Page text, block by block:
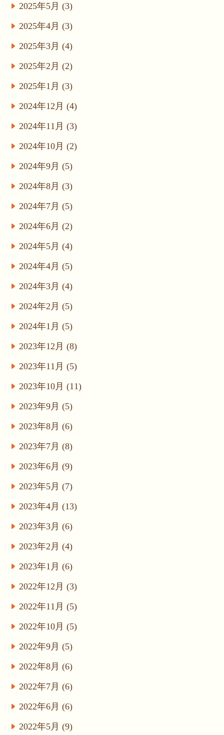
2025年5月 (3)
2025年4月 (3)
2025年3月 (4)
2025年2月 (2)
2025年1月 (3)
2024年12月 (4)
2024年11月 (3)
2024年10月 (2)
2024年9月 (5)
2024年8月 (3)
2024年7月 (5)
2024年6月 (2)
2024年5月 (4)
2024年4月 (5)
2024年3月 (4)
2024年2月 (5)
2024年1月 (5)
2023年12月 (8)
2023年11月 (5)
2023年10月 (11)
2023年9月 (5)
2023年8月 (6)
2023年7月 (8)
2023年6月 (9)
2023年5月 (7)
2023年4月 (13)
2023年3月 (6)
2023年2月 (4)
2023年1月 (6)
2022年12月 (3)
2022年11月 (5)
2022年10月 (5)
2022年9月 (5)
2022年8月 (6)
2022年7月 (6)
2022年6月 (6)
2022年5月 (9)